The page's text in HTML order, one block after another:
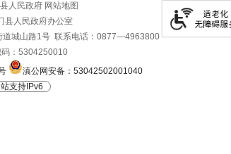
人民政府 网站地图
县人民政府办公室
道城山路1号 联系电话：0877—4963800
码：5304250010
滇公网安备：53042502001040
站支持IPv6